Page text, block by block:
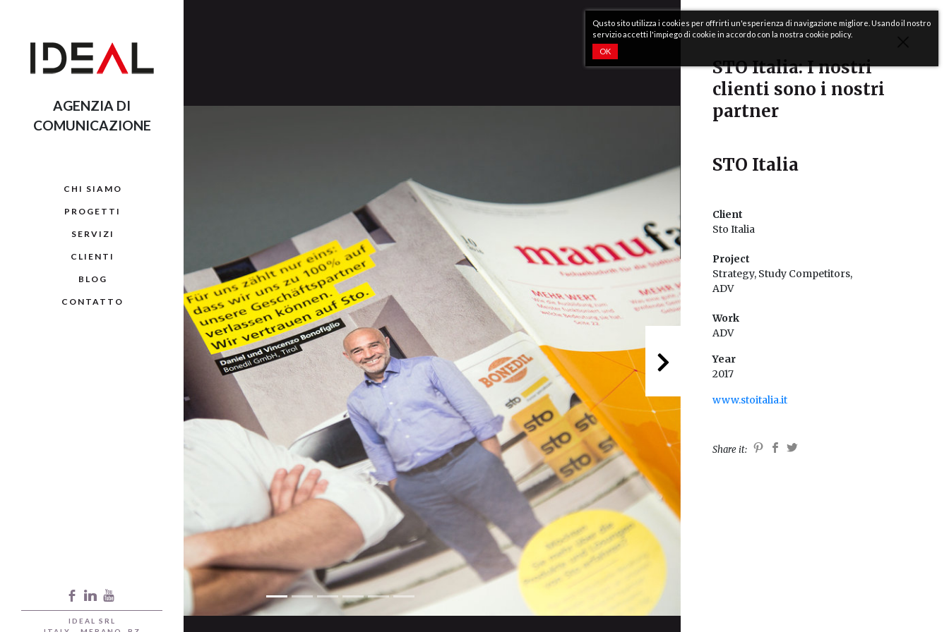
AGENZIA DI
COMUNICAZIONE
CHI SIAMO
PROGETTI
SERVIZI
CLIENTI
BLOG
CONTATTO
IDEAL SRL
STO Italia: I nostri
clienti sono i nostri
partner
STO Italia
Client
Sto Italia
Project
Strategy, Study Competitors,
ADV
Work
ADV
Year
2017
www.stoitalia.it
Share it:
Next
Qusto sito utilizza i cookies per offrirti un'esperienza di navigazione migliore. Usando il nostro
servizio accetti l'impiego di cookie in accordo con la nostra cookie policy.
OK